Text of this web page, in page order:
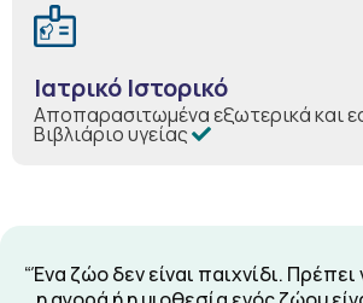
Ιατρικό Ιστορικό
Αποπαρασιτωμένα εξωτερικά και
Βιβλιάριο υγείας
“Ένα ζώο δεν είναι παιχνίδι.